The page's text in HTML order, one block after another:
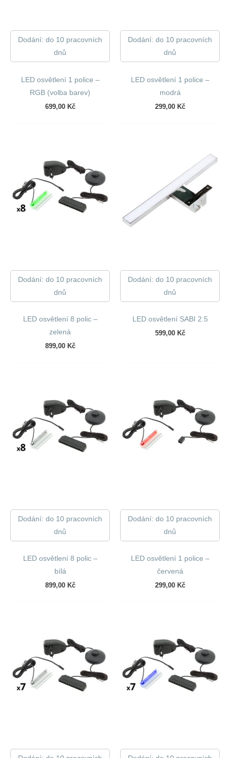
Dodání: do 10 pracovních
dnů
LED osvětlení 1 police –
RGB (volba barev)
699,00 Kč
Dodání: do 10 pracovních
dnů
LED osvětlení 1 police –
modrá
299,00 Kč
Dodání: do 10 pracovních
dnů
LED osvětlení 8 polic –
zelená
899,00 Kč
Dodání: do 10 pracovních
dnů
LED osvětlení SABI 2.5
599,00 Kč
Dodání: do 10 pracovních
dnů
LED osvětlení 8 polic –
bílá
899,00 Kč
Dodání: do 10 pracovních
dnů
LED osvětlení 1 police –
červená
299,00 Kč